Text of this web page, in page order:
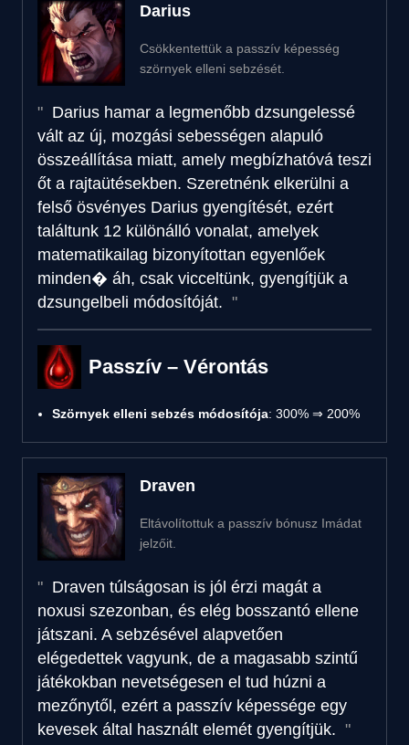
Darius
Csökkentettük a passzív képesség
szörnyek elleni sebzését.
Darius hamar a legmenőbb dzsungelessé
vált az új, mozgási sebességen alapuló
összeállítása miatt, amely megbízhatóvá teszi
őt a rajtaütésekben. Szeretnénk elkerülni a
felső ösvényes Darius gyengítését, ezért
találtunk 12 különálló vonalat, amelyek
matematikailag bizonyítottan egyenlőek
minden� áh, csak vicceltünk, gyengítjük a
dzsungelbeli módosítóját.
Passzív – Vérontás
Szörnyek elleni sebzés módosítója: 300% ⇒ 200%
Draven
Eltávolítottuk a passzív bónusz Imádat
jelzőit.
Draven túlságosan is jól érzi magát a
noxusi szezonban, és elég bosszantó ellene
játszani. A sebzésével alapvetően
elégedettek vagyunk, de a magasabb szintű
játékokban nevetségesen el tud húzni a
mezőnytől, ezért a passzív képessége egy
kevesek által használt elemét gyengítjük.